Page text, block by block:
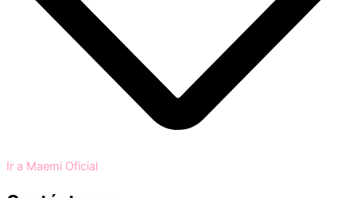
Ir a Maemi Oficial